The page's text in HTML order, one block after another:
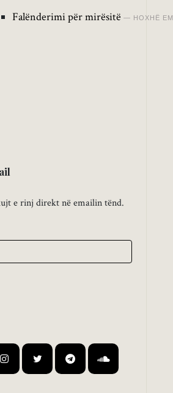
Falënderimi për mirësitë HOXHË
e rinj direkt në emailin tënd.